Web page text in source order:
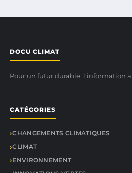
DOCU CLIMAT
Pour un futur durable, l'information
CATÉGORIES
CHANGEMENTS CLIMATIQUES
CLIMAT
ENVIRONNEMENT